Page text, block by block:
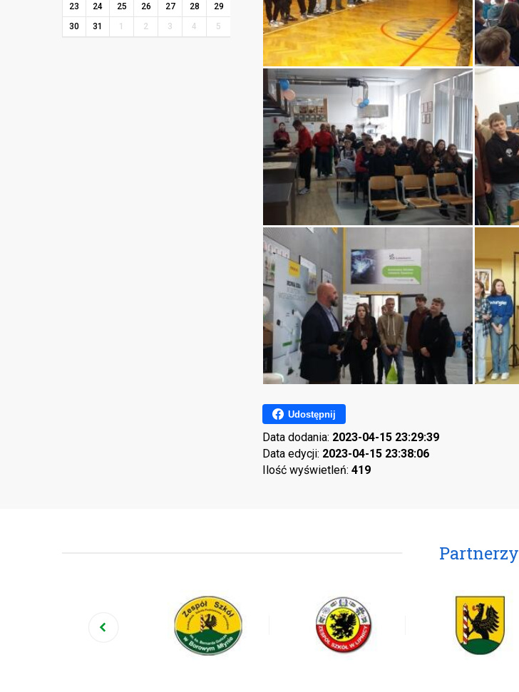
Udostępnij
Data dodania: 2023-04-15 23:29:39
Data edycji: 2023-04-15 23:38:06
Ilość wyświetleń: 419
23
24 25 26 27 28
29
30
31 1 2 3 4 5
Partnerzy